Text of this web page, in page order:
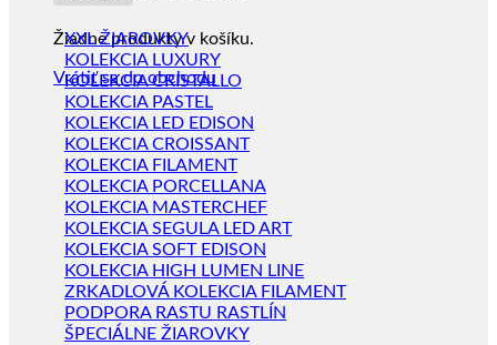
Žiadne produkty v košíku.
Vrátiť sa do obchodu
XXL ŽIAROVKY
KOLEKCIA LUXURY
KOLEKCIA CRISTALLO
KOLEKCIA PASTEL
KOLEKCIA LED EDISON
KOLEKCIA CROISSANT
KOLEKCIA FILAMENT
KOLEKCIA PORCELLANA
KOLEKCIA MASTERCHEF
KOLEKCIA SEGULA LED ART
KOLEKCIA SOFT EDISON
KOLEKCIA HIGH LUMEN LINE
ZRKADLOVÁ KOLEKCIA FILAMENT
PODPORA RASTU RASTLÍN
ŠPECIÁLNE ŽIAROVKY